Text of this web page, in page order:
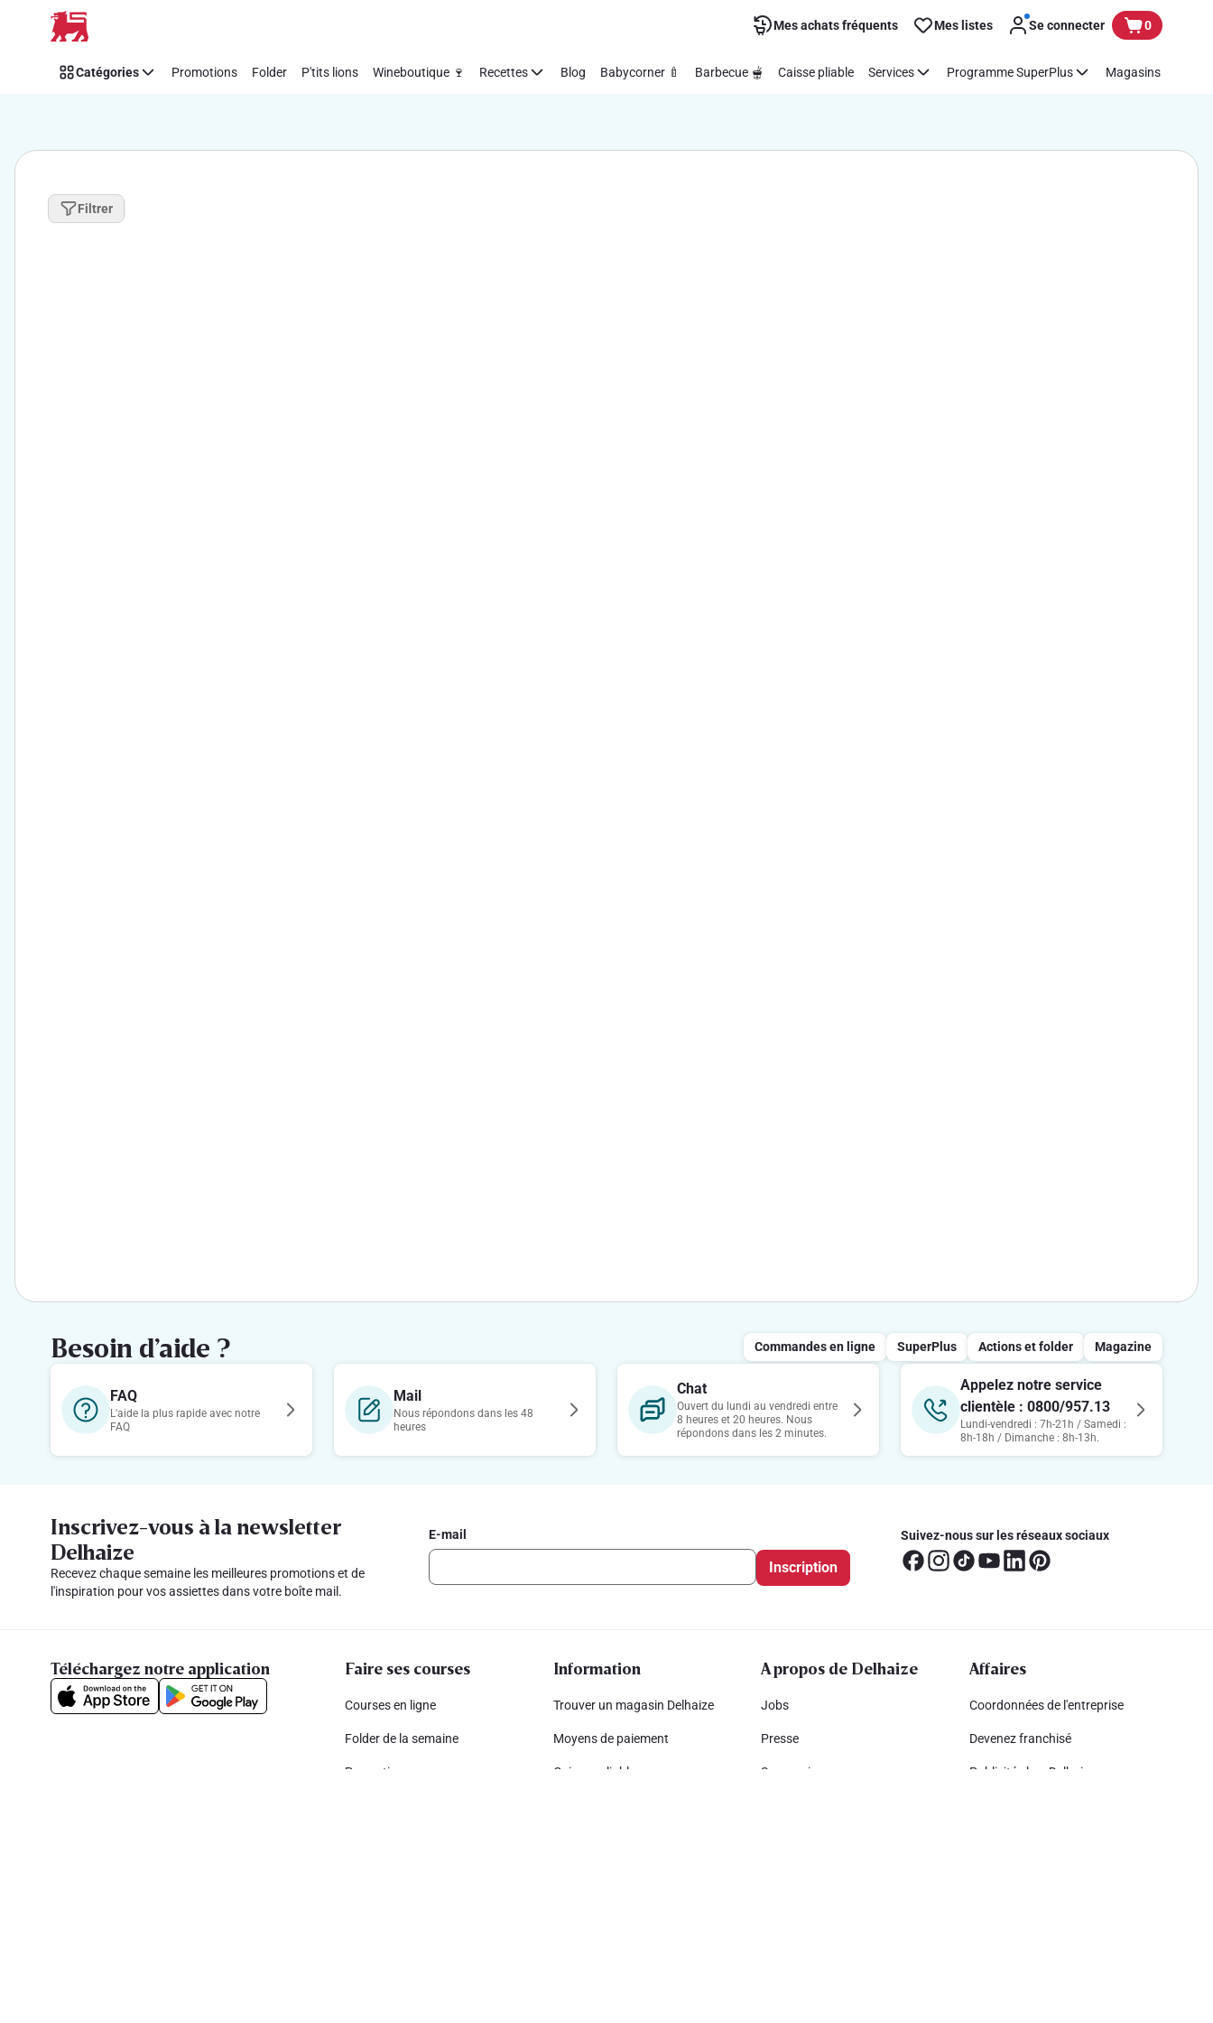
Passer Mes achats fréquents Mes listes Se connecter 0
Catégories Promotions Folder P'tits lions Wineboutique 🍷 Recettes Blog Babycorner 🍼 Barbecue 🫕 Caisse pliable Services Programme SuperPlus Magasins
Filtrer
Besoin d’aide ? Commandes en ligne SuperPlus Actions et folder Magazine
FAQ
L'aide la plus rapide avec notre
FAQ
Mail
Nous répondons dans les 48
heures
Chat
Ouvert du lundi au vendredi entre
8 heures et 20 heures. Nous
répondons dans les 2 minutes.
Appelez notre service
clientèle : 0800/957.13
Lundi-vendredi : 7h-21h / Samedi :
8h-18h / Dimanche : 8h-13h.
Inscrivez-vous à la newsletter
Delhaize
Recevez chaque semaine les meilleures promotions et de
l'inspiration pour vos assiettes dans votre boîte mail.
E-mail
Inscription
Suivez-nous sur les réseaux sociaux
Téléchargez notre application Faire ses courses
Courses en ligne
Folder de la semaine
Promotions
Information
Trouver un magasin Delhaize
Moyens de paiement
Caisses pliables
A propos de Delhaize
Jobs
Presse
Sponsoring
Affaires
Coordonnées de l'entreprise
Devenez franchisé
Publicité chez Delhaize